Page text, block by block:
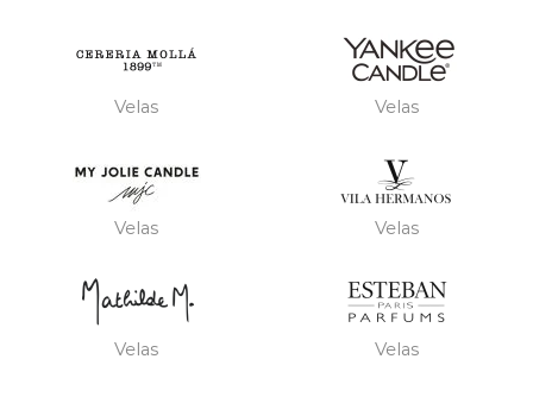
Velas Velas
Velas Velas
Velas Velas